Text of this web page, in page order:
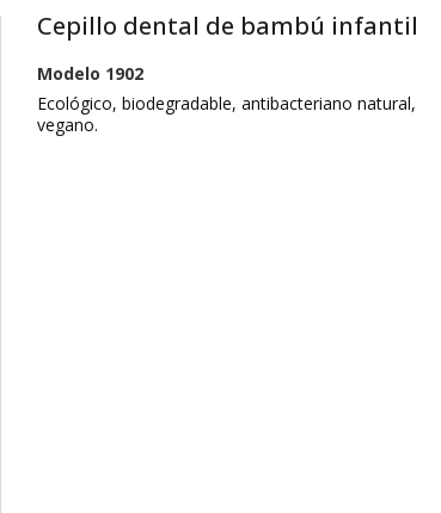
Cepillo dental de bambú infantil
Modelo 1902
Ecológico, biodegradable, antibacteriano natural,
vegano.